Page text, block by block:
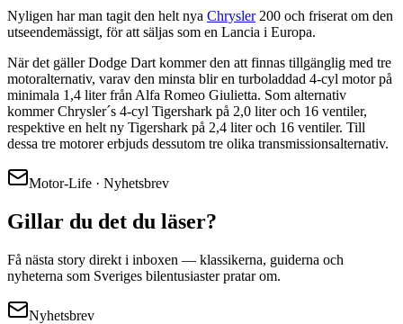
Nyligen har man tagit den helt nya Chrysler200 och friserat om den
utseendemässigt, för att säljas som en Lancia i Europa.
När det gäller Dodge Dart kommer den att finnas tillgänglig med tre
motoralternativ, varav den minsta blir en turboladdad 4-cyl motor på
minimala 1,4 liter från Alfa Romeo Giulietta. Som alternativ
kommer Chrysler´s 4-cyl Tigershark på 2,0 liter och 16 ventiler,
respektive en helt ny Tigershark på 2,4 liter och 16 ventiler. Till
dessa tre motorer erbjuds dessutom tre olika transmissionsalternativ.
Motor-Life · Nyhetsbrev
Gillar du det du läser?
Få nästa story direkt i inboxen — klassikerna, guiderna och
nyheterna som Sveriges bilentusiaster pratar om.
Nyhetsbrev